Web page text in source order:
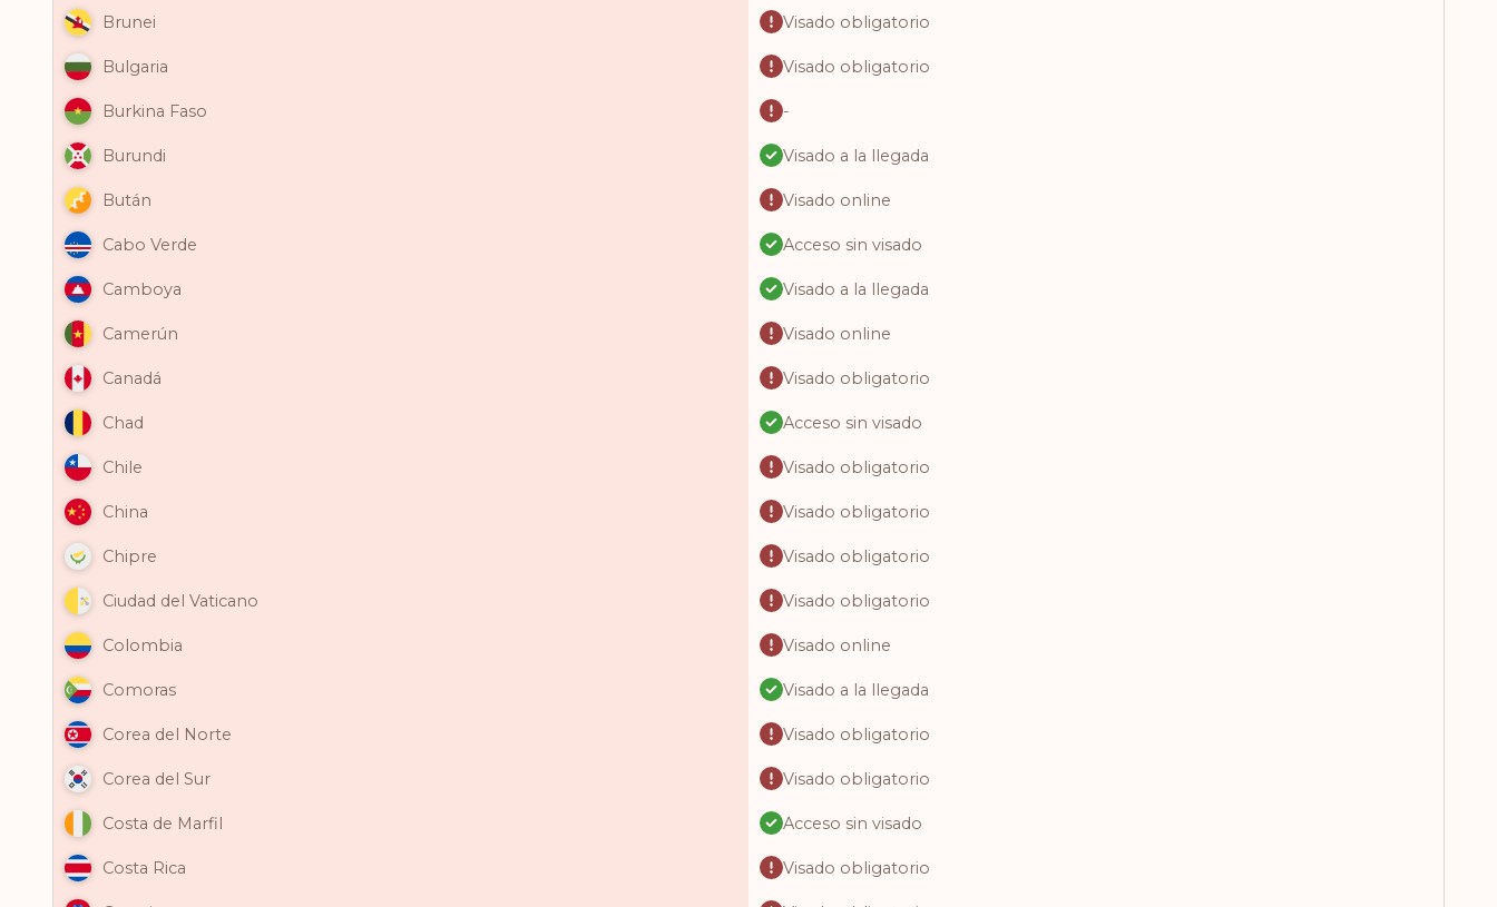
Brunei Visado obligatorio
Bulgaria Visado obligatorio
Burkina Faso -
Burundi Visado a la llegada
Bután Visado online
Cabo Verde Acceso sin visado
Camboya Visado a la llegada
Camerún Visado online
Canadá Visado obligatorio
Chad Acceso sin visado
Chile Visado obligatorio
China Visado obligatorio
Chipre Visado obligatorio
Ciudad del Vaticano Visado obligatorio
Colombia Visado online
Comoras Visado a la llegada
Corea del Norte Visado obligatorio
Corea del Sur Visado obligatorio
Costa de Marfil Acceso sin visado
Costa Rica Visado obligatorio